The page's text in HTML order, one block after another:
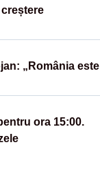
„România este
ora 15:00.